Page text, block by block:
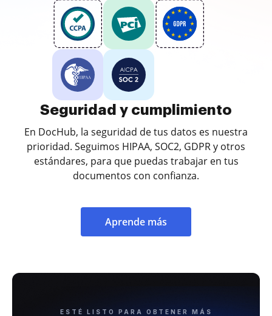
Seguridad y cumplimiento
En DocHub, la seguridad de tus datos es nuestra
prioridad. Seguimos HIPAA, SOC2, GDPR y otros
estándares, para que puedas trabajar en tus
documentos con confianza.
Aprende más
ESTÉ LISTO PARA OBTENER MÁS